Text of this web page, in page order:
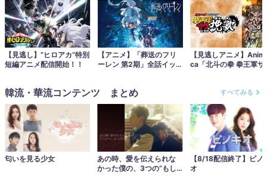
【見逃し】“ヒロアカ”特別
短編アニメ配信開始！！
【アニメ】「葬送のフリ
ーレン 第2期」全話イッキ
【見逃しアニメ】
ca「北斗の拳 拳王軍ザ
韓流・華流コンテンツ まとめ すべてみる
匂いを見る少女
あの時、愛を伝えられな
かった僕の、3つの“もし
【8/18配信終了】ピノ
オ